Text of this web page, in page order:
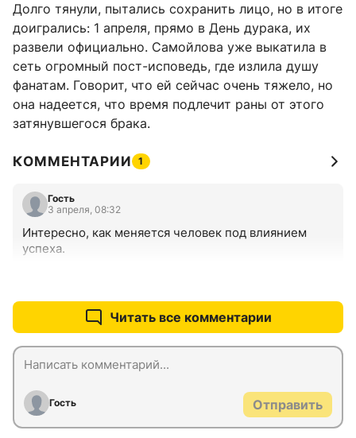
Долго тянули, пытались сохранить лицо, но в итоге
доигрались: 1 апреля, прямо в День дурака, их
развели официально. Самойлова уже выкатила в
сеть огромный пост-исповедь, где излила душу
фанатам. Говорит, что ей сейчас очень тяжело, но
она надеется, что время подлечит раны от этого
затянувшегося брака.
КОММЕНТАРИИ 1
Гость
3 апреля, 08:32
Интересно, как меняется человек под влиянием
успеха.
Читать все комментарии
Гость Отправить